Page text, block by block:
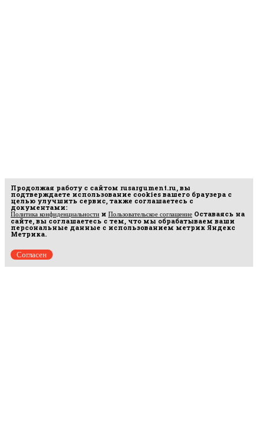
Продолжая работу с сайтом rusargument.ru, вы
подтверждаете использование cookies вашего браузера с
целью улучшить сервис, также соглашаетесь с
документами:
Политика конфиденциальности и Пользовательское соглашение Оставаясь на
сайте, вы соглашаетесь с тем, что мы обрабатываем ваши
персональные данные с использованием метрик Яндекс
Метрика.
Согласен